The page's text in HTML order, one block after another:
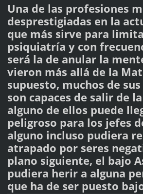
Una de las profesiones
desprestigiadas en la
que más sirve para
psiquiatría y con
será la de anular la
vieron más allá de la
supuesto, muchos de
son capaces de salir de
alguno de ellos puede
peligroso para los jefes
alguno incluso pudiera
atrapado por seres
plano siguiente, el bajo
pudiera herir a alguna
que ha de ser puesto